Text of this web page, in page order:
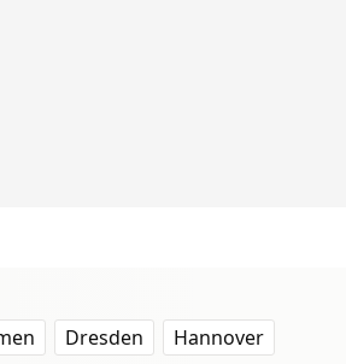
Dresden
Hannover